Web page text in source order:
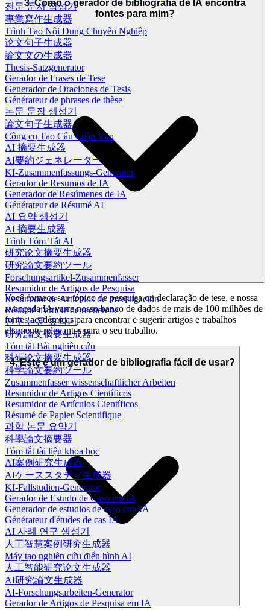
전문 문서 작성기
專業寫作生成器
Trình Tạo Nội Dung Chuyên Nghiệp
论文句子生成器
論文文の生成器
Thesis-Satzgenerator
Gerador de Frases de Tese
Generador de Oraciones de Tesis
Générateur de phrases de thèse
논문 문장 생성기
論文句子生成器
Công cụ Tạo Câu Luận Văn
AI 摘要生成器
AI要約ジェネレーター
KI-Zusammenfassungs-Generator
Gerador de Resumos de IA
Generador de Resúmenes de IA
Générateur de Résumé AI
AI 요약 생성기
AI 摘要生成器
Trình Tóm Tắt AI
研究论文摘要生成器
研究論文要約ツール
Forschungsartikel-Zusammenfasser
Resumidor de Artigos de Pesquisa
Resumidor de Artículos de Investigación
Résumé d'article de recherche
연구 논문 요약기
研究論文摘要生成器
Tóm tắt Bài nghiên cứu
科研论文摘要生成器
科学論文要約ツール
Zusammenfasser wissenschaftlicher Arbeiten
Resumidor de Artigos Científicos
Resumidor de Artículos Científicos
Résumé de Papier Scientifique
과학 논문 요약기
科學論文摘要器
Tóm tắt tài liệu khoa học
AI案例研究生成器
AIケーススタディ生成器
KI-Fallstudien-Generator
Gerador de Estudo de Caso em IA
Generador de estudios de caso con IA
Générateur d'études de cas IA
AI 사례 연구 생성기
人工智慧案例研究生成器
Máy tạo nghiên cứu điển hình AI
人工智能研究论文生成器
AI研究論文生成器
AI-Forschungsarbeiten-Generator
Gerador de Artigos de Pesquisa em IA
3. Como o gerador de bibliografia de IA encontra
fontes para mim?
Você fornece seu tópico de pesquisa ou declaração de tese, e nossa
avançada IA varre nosso banco de dados de mais de 100 milhões de
fontes acadêmicas para encontrar e sugerir artigos e trabalhos
altamente relevantes para o seu trabalho.
4. Este é um gerador de bibliografia fácil de usar?